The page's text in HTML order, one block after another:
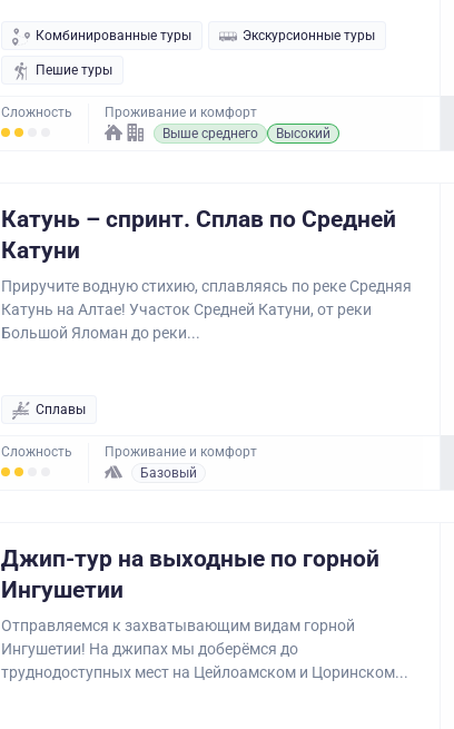
Комбинированные туры Экскурсионные туры
Пешие туры
Сложность
Проживание и комфорт
Выше среднего
Высокий
Катунь – спринт. Сплав по Средней
Катуни
Приручите водную стихию, сплавляясь по реке Средняя
Катунь на Алтае! Участок Средней Катуни, от реки
Большой Яломан до реки...
Сплавы
Сложность
Проживание и комфорт
Базовый
Джип-тур на выходные по горной
Ингушетии
Отправляемся к захватывающим видам горной
Ингушетии! На джипах мы доберёмся до
труднодоступных мест на Цейлоамском и Цоринском...